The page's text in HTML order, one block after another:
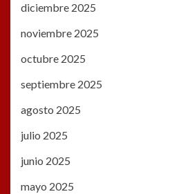
diciembre 2025
noviembre 2025
octubre 2025
septiembre 2025
agosto 2025
julio 2025
junio 2025
mayo 2025